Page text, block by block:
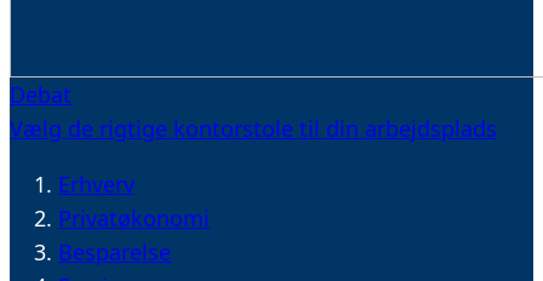
Debat
Vælg de rigtige kontorstole til din arbejdsplads
Erhverv
Privatøkonomi
Besparelse